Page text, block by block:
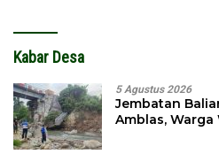
Kabar Desa
5 Agustus 2026
Jembatan
Amblas, Warga